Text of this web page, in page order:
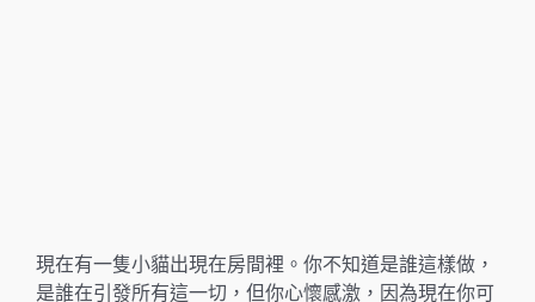
現在有一隻小貓出現在房間裡。你不知道是誰這樣做，
是誰在引發所有這一切，但你心懷感激，因為現在你可